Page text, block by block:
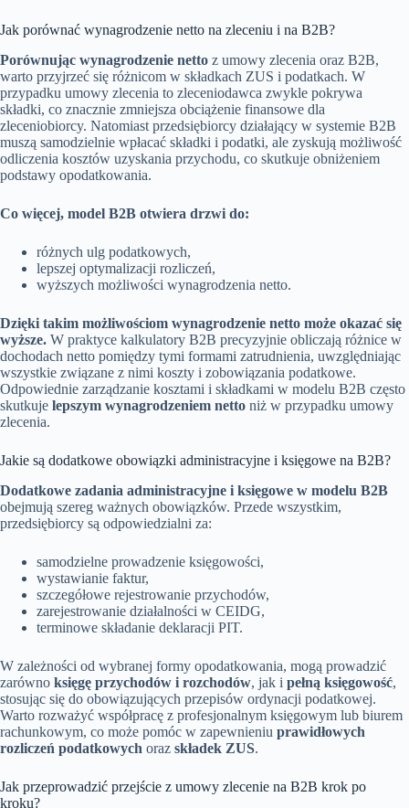
Jak porównać wynagrodzenie netto na zleceniu i na B2B?
Porównując wynagrodzenie netto z umowy zlecenia oraz B2B,
warto przyjrzeć się różnicom w składkach ZUS i podatkach. W
przypadku umowy zlecenia to zleceniodawca zwykle pokrywa
składki, co znacznie zmniejsza obciążenie finansowe dla
zleceniobiorcy. Natomiast przedsiębiorcy działający w systemie B2B
muszą samodzielnie wpłacać składki i podatki, ale zyskują możliwość
odliczenia kosztów uzyskania przychodu, co skutkuje obniżeniem
podstawy opodatkowania.
Co więcej, model B2B otwiera drzwi do:
różnych ulg podatkowych,
lepszej optymalizacji rozliczeń,
wyższych możliwości wynagrodzenia netto.
Dzięki takim możliwościom wynagrodzenie netto może okazać się
wyższe. W praktyce kalkulatory B2B precyzyjnie obliczają różnice w
dochodach netto pomiędzy tymi formami zatrudnienia, uwzględniając
wszystkie związane z nimi koszty i zobowiązania podatkowe.
Odpowiednie zarządzanie kosztami i składkami w modelu B2B często
skutkuje lepszym wynagrodzeniem netto niż w przypadku umowy
zlecenia.
Jakie są dodatkowe obowiązki administracyjne i księgowe na B2B?
Dodatkowe zadania administracyjne i księgowe w modelu B2B
obejmują szereg ważnych obowiązków. Przede wszystkim,
przedsiębiorcy są odpowiedzialni za:
samodzielne prowadzenie księgowości,
wystawianie faktur,
szczegółowe rejestrowanie przychodów,
zarejestrowanie działalności w CEIDG,
terminowe składanie deklaracji PIT.
W zależności od wybranej formy opodatkowania, mogą prowadzić
zarówno księgę przychodów i rozchodów, jak i pełną księgowość,
stosując się do obowiązujących przepisów ordynacji podatkowej.
Warto rozważyć współpracę z profesjonalnym księgowym lub biurem
rachunkowym, co może pomóc w zapewnieniu prawidłowych
rozliczeń podatkowych oraz składek ZUS.
Jak przeprowadzić przejście z umowy zlecenie na B2B krok po
kroku?